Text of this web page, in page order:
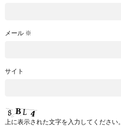
メール ※
サイト
上に表示された文字を入力してください。